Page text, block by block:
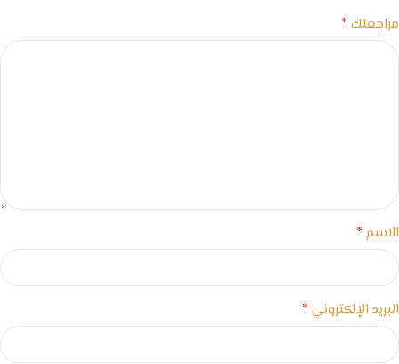
مراجعتك *
الاسم *
البريد الإلكتروني *